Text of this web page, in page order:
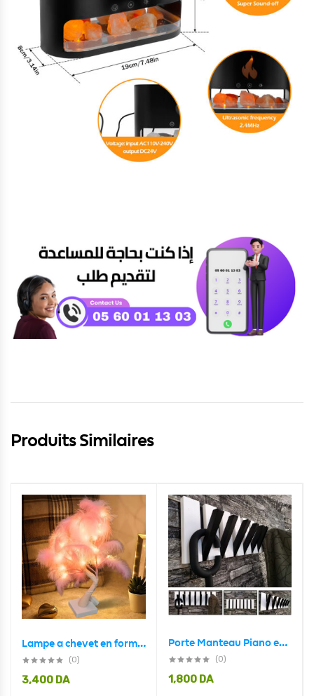
Produits Similaires
Lampe a chevet en forme D’Arbre Lumineux 45cm / 220V- Rose
(0)
3,400 DA
Porte Manteau Piano en Bois 7crochet Design Moderne BLANC-NOIR
(0)
1,800 DA